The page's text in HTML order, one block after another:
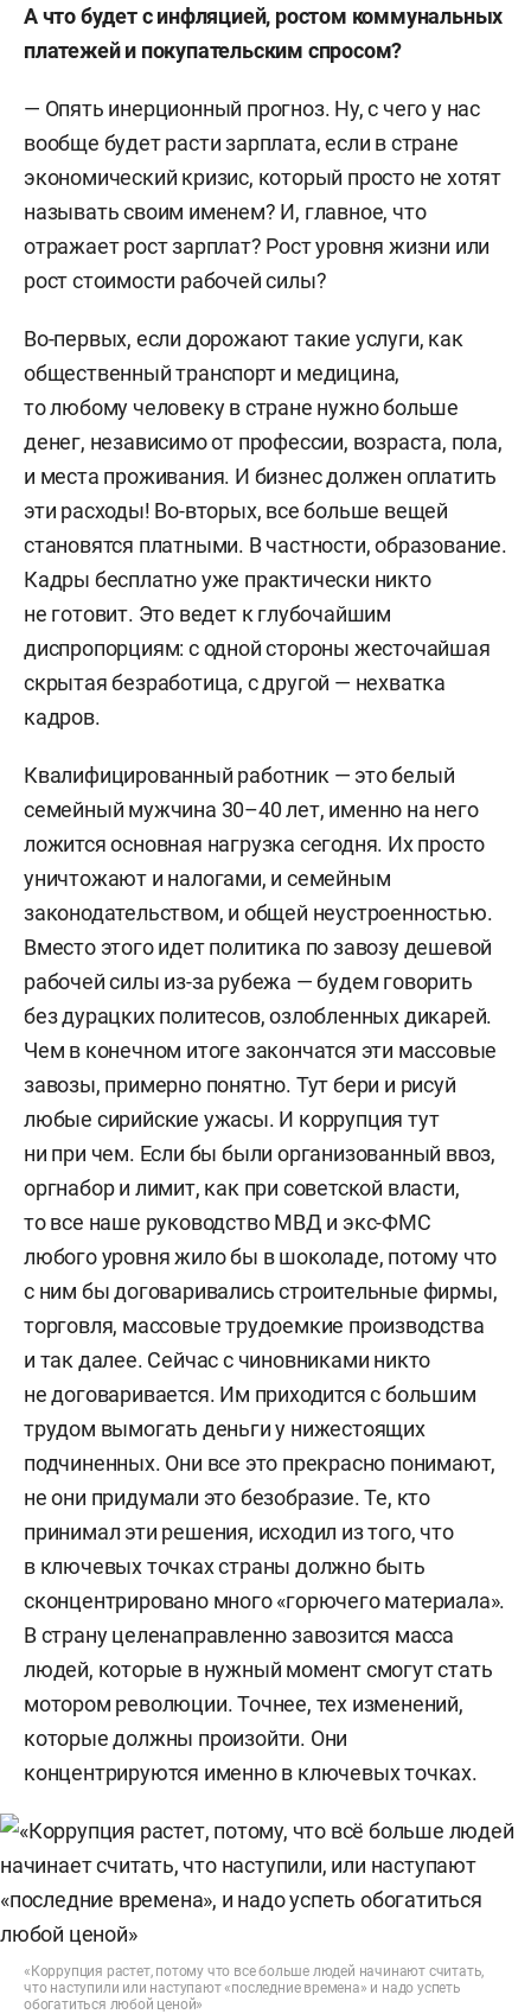
А что будет с инфляцией, ростом коммунальных
платежей и покупательским спросом?
— Опять инерционный прогноз. Ну, с чего у нас
вообще будет расти зарплата, если в стране
экономический кризис, который просто не хотят
называть своим именем? И, главное, что
отражает рост зарплат? Рост уровня жизни или
рост стоимости рабочей силы?
Во-первых, если дорожают такие услуги, как
общественный транспорт и медицина,
то любому человеку в стране нужно больше
денег, независимо от профессии, возраста, пола,
и места проживания. И бизнес должен оплатить
эти расходы! Во-вторых, все больше вещей
становятся платными. В частности, образование.
Кадры бесплатно уже практически никто
не готовит. Это ведет к глубочайшим
диспропорциям: с одной стороны жесточайшая
скрытая безработица, с другой — нехватка
кадров.
Квалифицированный работник — это белый
семейный мужчина 30–40 лет, именно на него
ложится основная нагрузка сегодня. Их просто
уничтожают и налогами, и семейным
законодательством, и общей неустроенностью.
Вместо этого идет политика по завозу дешевой
рабочей силы из-за рубежа — будем говорить
без дурацких политесов, озлобленных дикарей.
Чем в конечном итоге закончатся эти массовые
завозы, примерно понятно. Тут бери и рисуй
любые сирийские ужасы. И коррупция тут
ни при чем. Если бы были организованный ввоз,
оргнабор и лимит, как при советской власти,
то все наше руководство МВД и экс-ФМС
любого уровня жило бы в шоколаде, потому что
с ним бы договаривались строительные фирмы,
торговля, массовые трудоемкие производства
и так далее. Сейчас с чиновниками никто
не договаривается. Им приходится с большим
трудом вымогать деньги у нижестоящих
подчиненных. Они все это прекрасно понимают,
не они придумали это безобразие. Те, кто
принимал эти решения, исходил из того, что
в ключевых точках страны должно быть
сконцентрировано много «горючего материала».
В страну целенаправленно завозится масса
людей, которые в нужный момент смогут стать
мотором революции. Точнее, тех изменений,
которые должны произойти. Они
концентрируются именно в ключевых точках.
«Коррупция растет, потому что все больше людей начинают считать,
что наступили или наступают «последние времена» и надо успеть
обогатиться любой ценой»